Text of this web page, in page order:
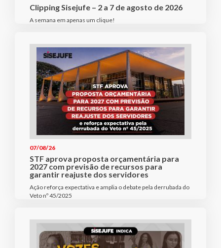
Clipping Sisejufe – 2 a 7 de agosto de 2026
A semana em apenas um clique!
07/08/26
STF aprova proposta orçamentária para
2027 com previsão de recursos para
garantir reajuste dos servidores
Ação reforça expectativa e amplia o debate pela derrubada do
Veto nº 45/2025